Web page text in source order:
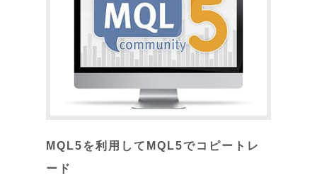
MQL5を利用してMQL5でコピートレ
ード